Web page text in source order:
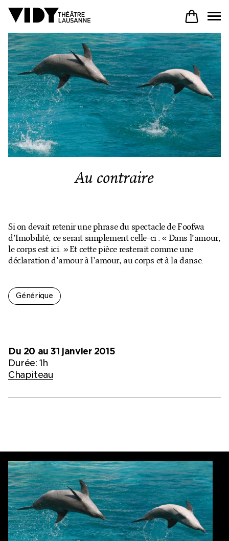
AU PROGRAMME
PARTICIPER
VENIR À VIDY
Billetterie en ligne
Mon compte
Au contraire
Si on devait retenir une phrase du spectacle de Foofwa
d’Imobilité, ce serait simplement celle-ci : « Dans l’amour,
le corps est ici. » Et cette pièce resterait comme une
déclaration d’amour à l’amour, au corps et à la danse.
Générique
Du 20 au 31 janvier 2015
Durée: 1h
Chapiteau